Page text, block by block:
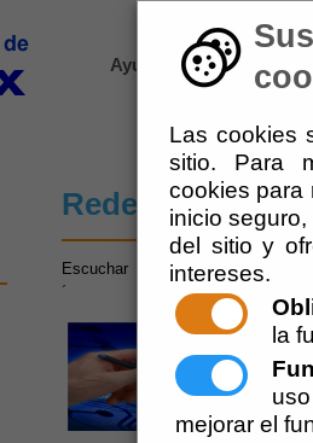
Las cookies
sitio. Para
cookies para
inicio
del sitio y
intereses.
la
mejorar el
Ayuntamiento de Albox
Redes Sociales
Escuchar
´
El